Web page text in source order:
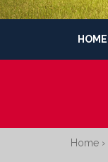
HOME
Home›